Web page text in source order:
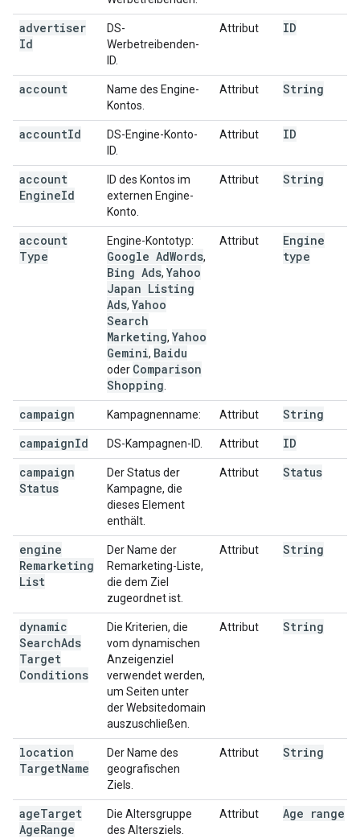
advertiser
Id
DS-
Werbetreibenden-
ID.
Attribut ID
account
Name des Engine-
Kontos.
Attribut String
accountId
DS-Engine-Konto-
ID.
Attribut ID
account
EngineId
ID des Kontos im
externen Engine-
Konto.
Attribut String
account
Type
Engine-Kontotyp:
Google AdWords,
Bing Ads, Yahoo
Japan Listing
Ads, Yahoo
Search
Marketing, Yahoo
Gemini, Baidu
oder Comparison
Shopping
Attribut
Engine
type
campaign Kampagnenname: Attribut String
campaignId DS-Kampagnen-ID. Attribut ID
campaign
Status
Der Status der
Kampagne, die
dieses Element
enthält.
Attribut Status
engine
Remarketing
List
Der Name der
Remarketing-Liste,
die dem Ziel
zugeordnet ist.
Attribut String
dynamic
SearchAds
Target
Conditions
Die Kriterien, die
vom dynamischen
Anzeigenziel
verwendet werden,
um Seiten unter
der Websitedomain
auszuschließen.
Attribut String
location
TargetName
Der Name des
geografischen
Ziels.
Attribut String
ageTarget
AgeRange
Die Altersgruppe
des Altersziels.
Attribut Age range